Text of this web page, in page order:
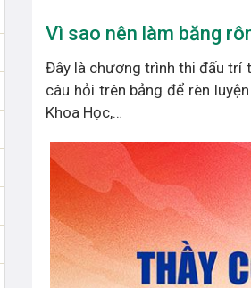
Vì sao nên làm băng
Đây là chương trình thi đấu trí
câu hỏi trên bảng để rèn
Khoa Học,…